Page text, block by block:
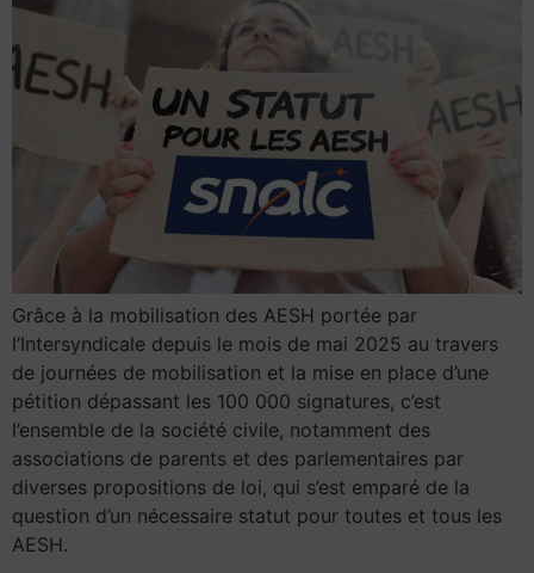
Grâce à la mobilisation des AESH portée par
l’Intersyndicale depuis le mois de mai 2025 au travers
de journées de mobilisation et la mise en place d’une
pétition dépassant les 100 000 signatures, c’est
l’ensemble de la société civile, notamment des
associations de parents et des parlementaires par
diverses propositions de loi, qui s’est emparé de la
question d’un nécessaire statut pour toutes et tous les
AESH.